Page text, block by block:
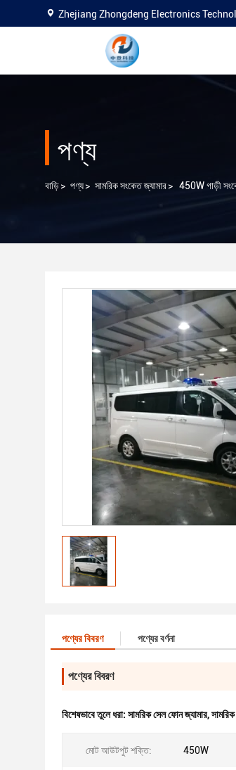
Zhejiang Zhongdeng Electronics
পণ্য
বাড়ি> পণ্য> সামরিক সংকেত জ্যামার> 450W গাড়ী
পণ্যের বিবরণ পণ্যের বর্ণনা
পণ্যের বিবরণ
বিশেষভাবে তুলে ধরা: সামরিক সেল ফোন জ্যামার,সামরিক
মোট আউটপুট শক্তি: 450W